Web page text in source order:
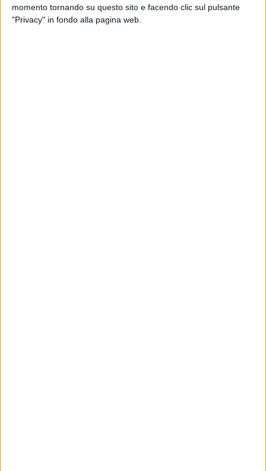
momento tornando su questo sito e facendo clic sul pulsante
"Privacy" in fondo alla pagina web.
· Applicazione dei documenti di indirizzo ministeriali e delle
società scientifiche